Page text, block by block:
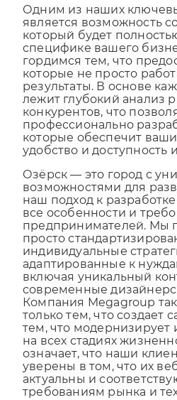
Одним из наших
является возможность
который будет
специфике вашего
гордимся тем, что
которые не просто
результаты. В основе
лежит глубокий анализ
конкурентов, что
профессионально
которые обеспечит
Озёрск — это город с
возможностями для
наш подход к разработке
все особенности и
предпринимателей. Мы
просто
индивидуальные
адаптированные к
включая уникальный
современные
Компания Megagroup
только тем, что создает
тем, что модернизирует
на всех стадиях
означает, что наши
уверены в том, что их
актуальны и